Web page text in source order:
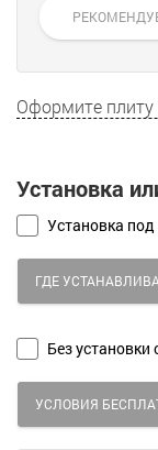
Оформите плиту
Установка
Установка
ГДЕ
Без установки
УСЛОВИЯ